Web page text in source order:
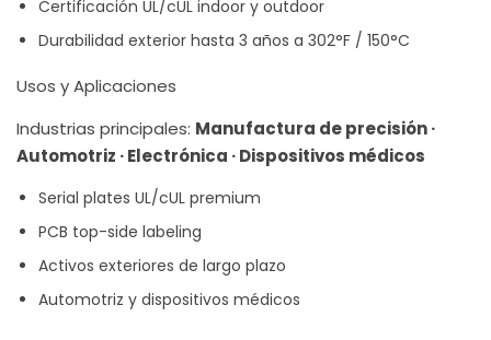
Certificación UL/cUL indoor y outdoor
Durabilidad exterior hasta 3 años a 302°F / 150°C
Usos y Aplicaciones
Industrias principales: Manufactura de precisión ·
Automotriz · Electrónica · Dispositivos médicos
Serial plates UL/cUL premium
PCB top-side labeling
Activos exteriores de largo plazo
Automotriz y dispositivos médicos